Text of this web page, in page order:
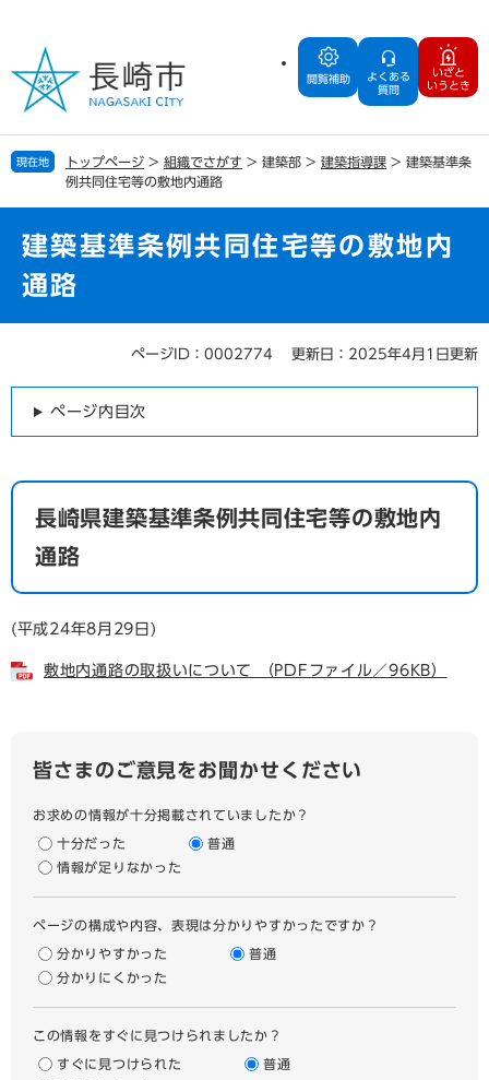
の
で
す
ー
ば
し
閲覧補助
よくある
質問
いざと
いうとき
現在地 トップページ > 組織でさがす > 建築部 > 建築指導課 > 建築基準条
例共同住宅等の敷地内通路
建築基準条例共同住宅等の敷地内
通路
ページID：0002774 更新日：2025年4月1日更新
ページ内目次
長崎県建築基準条例共同住宅等の敷地内
通路
(平成24年8月29日)
敷地内通路の取扱いについて （PDFファイル／96KB）
皆さまのご意見をお聞かせください
お求めの情報が十分掲載されていましたか？
十分だった
普通
情報が足りなかった
ページの構成や内容、表現は分かりやすかったですか？
分かりやすかった
普通
分かりにくかった
この情報をすぐに見つけられましたか？
すぐに見つけられた
普通